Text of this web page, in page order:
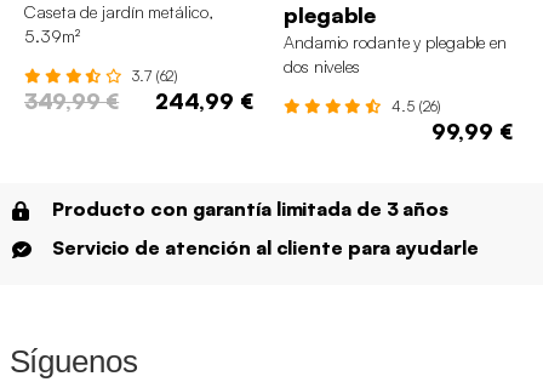
Caseta de jardín metálico,
5.39m²
3.7 (62)
349,99 € 244,99 €
plegable
Andamio rodante y plegable en
dos niveles
4.5 (26)
99,99 €
Producto con garantía limitada de 3 años
Servicio de atención al cliente para ayudarle
Síguenos